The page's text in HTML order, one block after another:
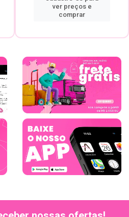
ver preços e
comprar